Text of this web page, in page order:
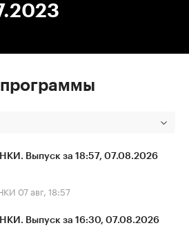
программы
Выпуск за 18:57, 07.08.2026
07 авг, 18:57
Выпуск за 16:30, 07.08.2026